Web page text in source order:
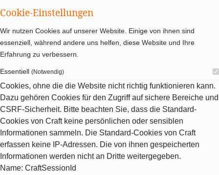
Cookie-Einstellungen
Wir nutzen Cookies auf unserer Website. Einige von ihnen sind
essenziell, während andere uns helfen, diese Website und Ihre
Erfahrung zu verbessern.
Essentiell (Notwendig)
Cookies, ohne die die Website nicht richtig funktionieren kann.
Dazu gehören Cookies für den Zugriff auf sichere Bereiche und
CSRF-Sicherheit. Bitte beachten Sie, dass die Standard-
Cookies von Craft keine persönlichen oder sensiblen
Informationen sammeln. Die Standard-Cookies von Craft
erfassen keine IP-Adressen. Die von ihnen gespeicherten
Informationen werden nicht an Dritte weitergegeben.
Name: CraftSessionId